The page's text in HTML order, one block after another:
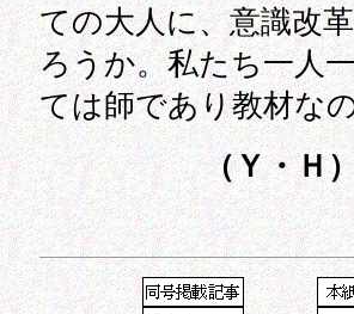
ての大人に、意識改
ろうか。私たち一人
ては師であり教材な
（Ｙ・Ｈ